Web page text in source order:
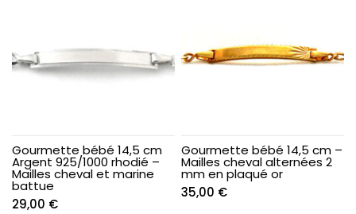
Gourmette bébé 14,5 cm
Argent 925/1000 rhodié –
Mailles cheval et marine
battue
29,00 €
Gourmette bébé 14,5 cm –
Mailles cheval alternées 2
mm en plaqué or
35,00 €